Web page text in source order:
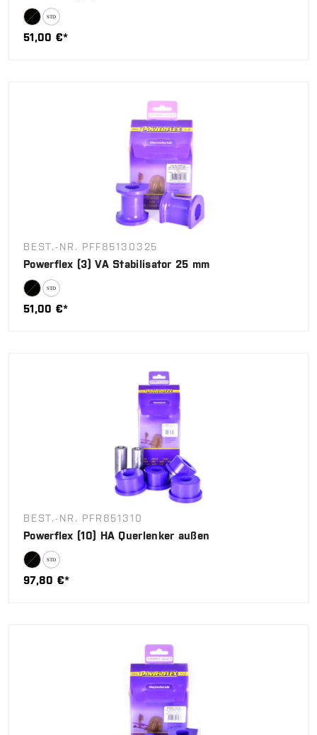
51,00 €*
BEST.-NR. PFF85130325
Powerflex (3) VA Stabilisator 25 mm
51,00 €*
BEST.-NR. PFR851310
Powerflex (10) HA Querlenker außen
97,80 €*